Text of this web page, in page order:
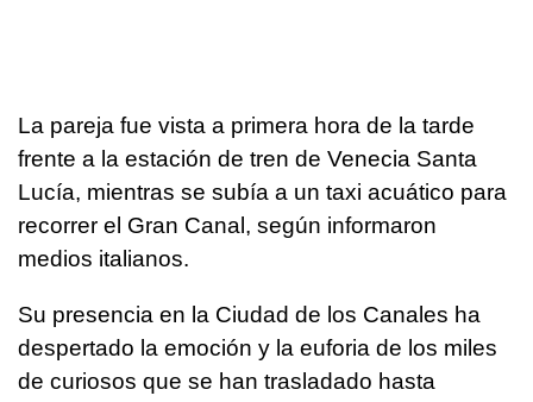
La pareja fue vista a primera hora de la tarde
frente a la estación de tren de Venecia Santa
Lucía, mientras se subía a un taxi acuático para
recorrer el Gran Canal, según informaron
medios italianos.
Su presencia en la Ciudad de los Canales ha
despertado la emoción y la euforia de los miles
de curiosos que se han trasladado hasta